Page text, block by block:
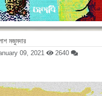
মজুমদার
09, 2021 2640